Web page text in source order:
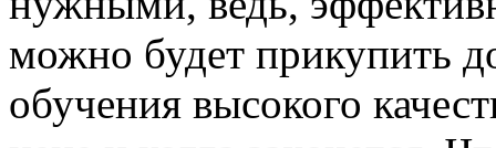
можно будет прикупить
обучения высокого